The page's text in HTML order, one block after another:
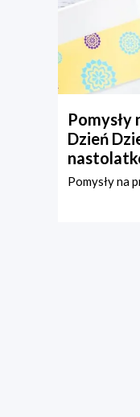
Pomysły
Dzień
Pomysły na